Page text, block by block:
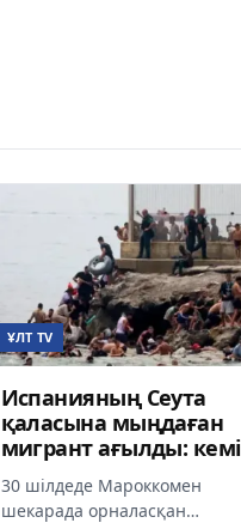
ҰЛТ TV
Испанияның Сеута
қаласына мыңдаған
мигрант ағылды:
15 адам қаза тапты
30 шілдеде Мароккомен
шекарада орналасқан